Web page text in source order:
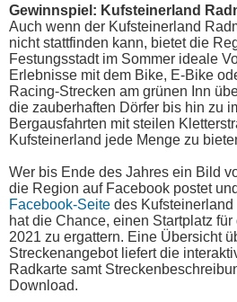
Gewinnspiel: Kufsteinerland
Auch wenn der Kufsteinerland
nicht stattfinden kann, bietet die
Festungsstadt im Sommer ideale
Erlebnisse mit dem Bike, E-Bike
Racing-Strecken am grünen Inn
die zauberhaften Dörfer bis hin zu
Bergausfahrten mit steilen
Kufsteinerland jede Menge zu
Wer bis Ende des Jahres ein Bild
die Region auf Facebook postet
Facebook-Seite des
hat die Chance, einen Startplatz
2021 zu ergattern. Eine Übersicht
Streckenangebot liefert die
Radkarte samt
Download.